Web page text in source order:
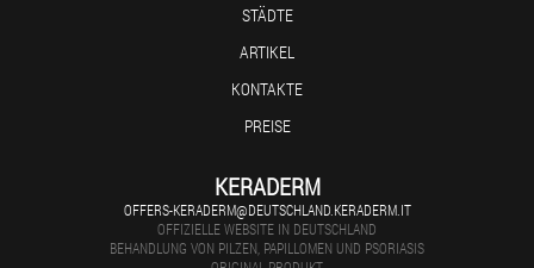
STÄDTE
ARTIKEL
KONTAKTE
PREISE
KERADERM
OFFERS-KERADERM@DEUTSCHLAND.KERADERM.IT
OFFIZIELLE WEBSITE IN DEUTSCHLAND
BEHANDLUNG VON PILZEN, PAPILLOMEN UND PSORIASIS